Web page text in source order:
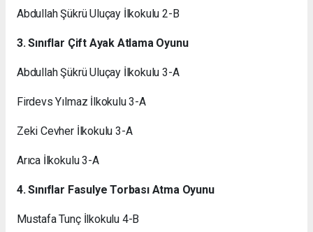
Abdullah Şükrü Uluçay İlkokulu 2-B
3. Sınıflar Çift Ayak Atlama Oyunu
Abdullah Şükrü Uluçay İlkokulu 3-A
Firdevs Yılmaz İlkokulu 3-A
Zeki Cevher İlkokulu 3-A
Arıca İlkokulu 3-A
4. Sınıflar Fasulye Torbası Atma Oyunu
Mustafa Tunç İlkokulu 4-B